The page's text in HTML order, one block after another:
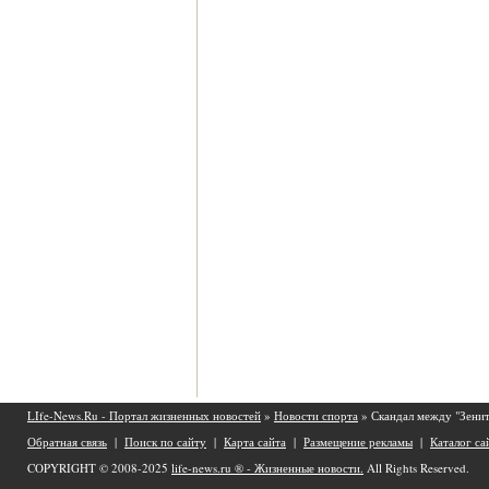
LIfe-News.Ru - Портал жизненных новостей » Новости спорта » Скандал между
Обратная связь | Поиск по сайту | Карта сайта | Размещение рекламы | Каталог
COPYRIGHT © 2008-2025 life-news.ru ® - Жизненные новости. All Rights Reserved.